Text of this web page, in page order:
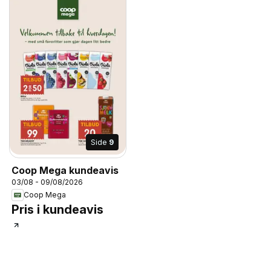
Side 9
Coop Mega kundeavis
03/08 - 09/08/2026
Coop Mega
Pris i kundeavis